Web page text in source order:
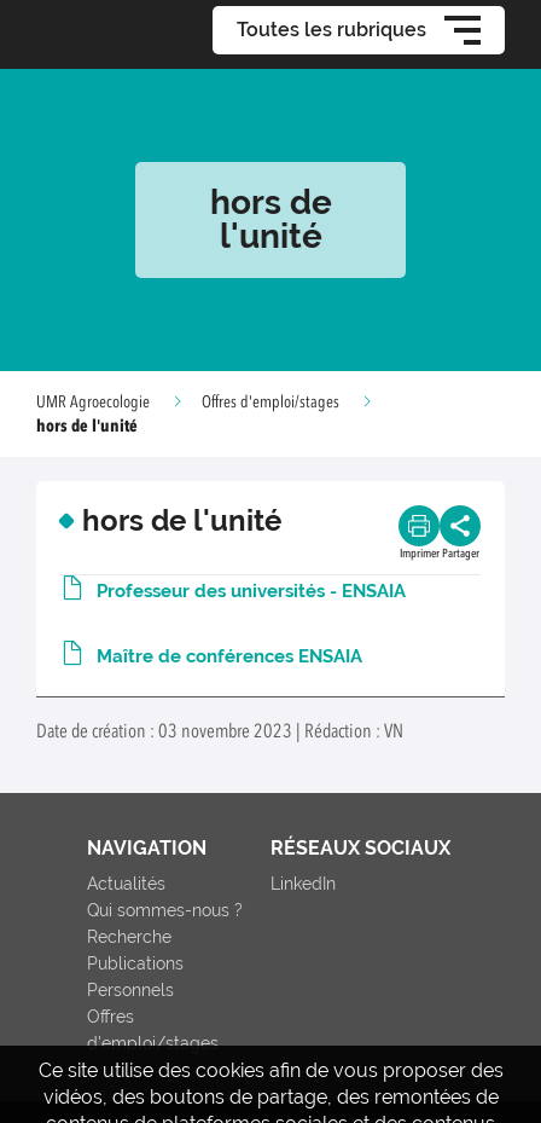
Toutes les rubriques
hors de
l'unité
UMR Agroecologie
Offres d'emploi/stages
hors de l'unité
hors de l'unité
Imprimer Partager
Professeur des universités - ENSAIA
Maître de conférences ENSAIA
Date de création : 03 novembre 2023 | Rédaction : VN
Ce site utilise des cookies afin de vous proposer des
vidéos, des boutons de partage, des remontées de
NAVIGATION
Actualités
Qui sommes-nous ?
Recherche
Publications
Personnels
Offres
d'emploi/stages
RÉSEAUX SOCIAUX
LinkedIn